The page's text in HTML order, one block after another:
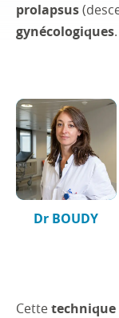
prolapsus
gynécologiques.
Dr BOUDY
Cette